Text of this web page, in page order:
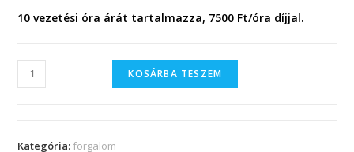
10 vezetési óra árát tartalmazza, 7500 Ft/óra díjjal.
KOSÁRBA TESZEM
Kategória: forgalom